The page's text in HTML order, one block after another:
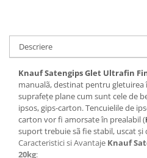
Plăci Gips Carton
Acoperiri Elastice, Textile și din
Lemn
Adezivi Acoperiri Elastice și
Adezivi Parchet și Lemn
Produse pentru Curățare
Colțare Protecție
Descriere
Knauf Satengips Glet Ultrafin
manualã, destinat pentru
suprafețe plane cum sunt cele de
ipsos, gips-carton. Tencuielile de
carton vor fi amorsate în prealabil (
suport trebuie sã fie stabil, uscat și
Caracteristici si Avantaje Knauf
20kg: